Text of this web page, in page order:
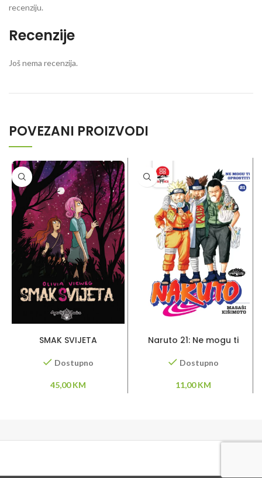
Recenzije
Još nema recenzija.
recenziju.
POVEZANI PROIZVODI
SMAK SVIJETA
Dostupno
45,00KM
Naruto 21: Ne mogu ti
Dostupno
11,00KM